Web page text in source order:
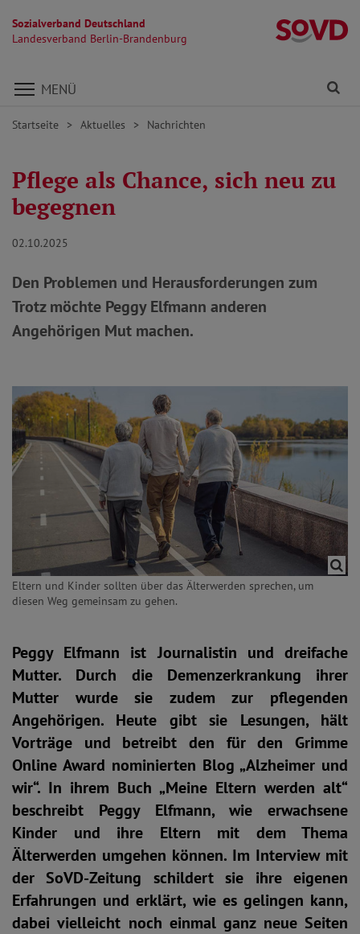
Sozialverband Deutschland
Landesverband Berlin-Brandenburg
Direkt zu den Inhalten springen
MENÜ
Startseite Aktuelles Nachrichten
Pflege als Chance, sich neu zu
begegnen
02.10.2025
Den Problemen und Herausforderungen zum
Trotz möchte Peggy Elfmann anderen
Angehörigen Mut machen.
Eltern und Kinder sollten über das Älterwerden sprechen, um
diesen Weg gemeinsam zu gehen.
Peggy Elfmann ist Journalistin und dreifache
Mutter. Durch die Demenzerkrankung ihrer
Mutter wurde sie zudem zur pflegenden
Angehörigen. Heute gibt sie Lesungen, hält
Vorträge und betreibt den für den Grimme
Online Award nominierten Blog „Alzheimer und
wir“. In ihrem Buch „Meine Eltern werden alt“
beschreibt Peggy Elfmann, wie erwachsene
Kinder und ihre Eltern mit dem Thema
Älterwerden umgehen können. Im Interview mit
der SoVD-Zeitung schildert sie ihre eigenen
Erfahrungen und erklärt, wie es gelingen kann,
dabei vielleicht noch einmal ganz neue Seiten